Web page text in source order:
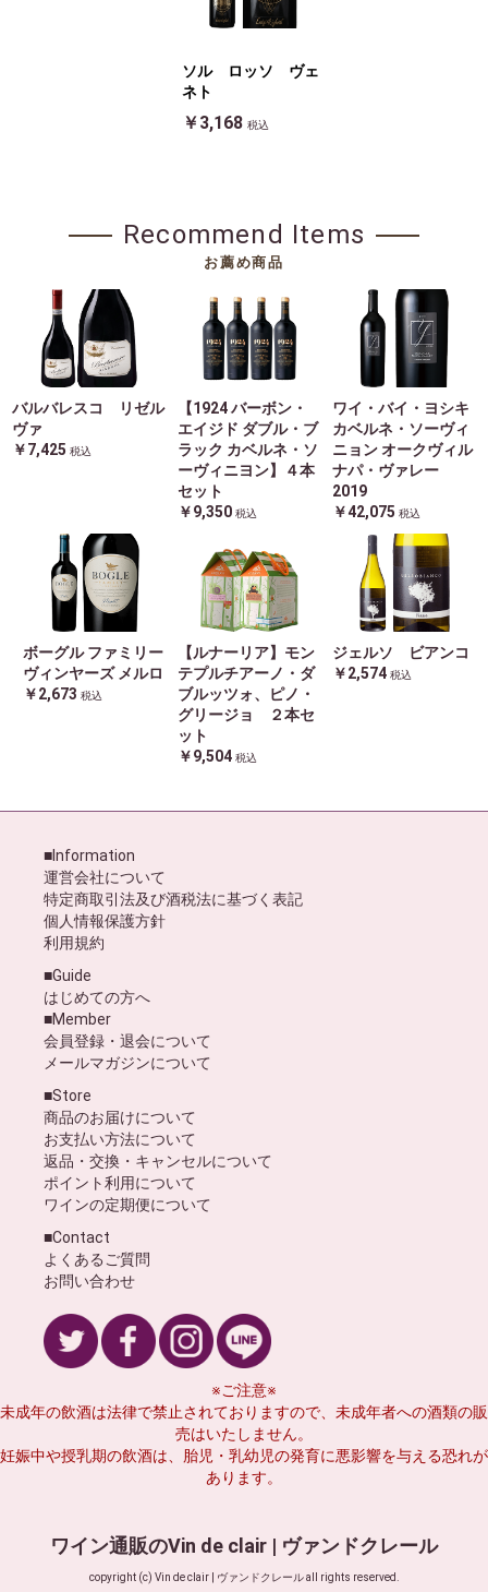
ソル ロッソ ヴェ
ネト
￥3,168 税込
Recommend Items
お薦め商品
バルバレスコ リゼル
ヴァ
￥7,425 税込
【1924 バーボン・
エイジド ダブル・ブ
ラック カベルネ・ソ
ーヴィニヨン】４本
セット
￥9,350 税込
ワイ・バイ・ヨシキ
カベルネ・ソーヴィ
ニョン オークヴィル
ナパ・ヴァレー
2019
￥42,075 税込
ボーグル ファミリー
ヴィンヤーズ メルロ
￥2,673 税込
【ルナーリア】モン
テプルチアーノ・ダ
ブルッツォ、ピノ・
グリージョ ２本セ
ット
￥9,504 税込
ジェルソ ビアンコ
￥2,574 税込
■Information
運営会社について
特定商取引法及び酒税法に基づく表記
個人情報保護方針
利用規約
■Guide
はじめての方へ
■Member
会員登録・退会について
メールマガジンについて
■Store
商品のお届けについて
お支払い方法について
返品・交換・キャンセルについて
ポイント利用について
ワインの定期便について
■Contact
よくあるご質問
お問い合わせ
※ご注意※
未成年の飲酒は法律で禁止されておりますので、未成年者への酒類の販
売はいたしません。
妊娠中や授乳期の飲酒は、胎児・乳幼児の発育に悪影響を与える恐れが
あります。
ワイン通販のVin de clair | ヴァンドクレール
copyright (c) Vin de clair | ヴァンドクレール all rights reserved.